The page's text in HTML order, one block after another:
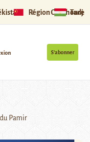
Région Ouïghoure
S’abonner
Pamir